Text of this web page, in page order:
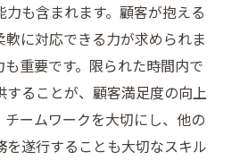
も含まれます。顧客が抱える
に対応できる力が求められま
重要です。限られた時間内で
ることが、顧客満足度の向上
ームワークを大切にし、他の
遂行することも大切なスキル